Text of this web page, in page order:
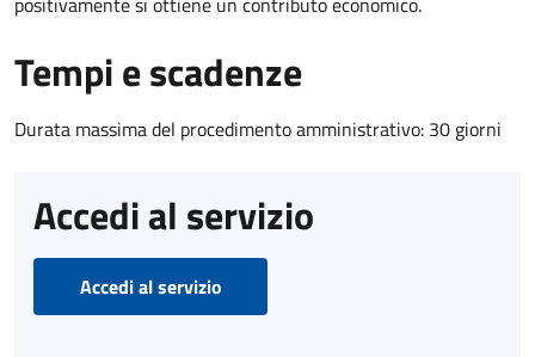
Tempi e scadenze
Durata massima del procedimento amministrativo: 30 giorni
Accedi al servizio
Accedi al servizio